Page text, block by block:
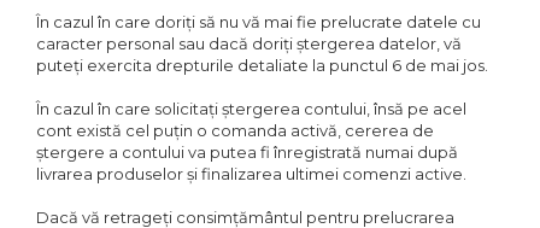
În cazul în care doriți să nu vă mai fie prelucrate datele cu
caracter personal sau dacă doriți ștergerea datelor, vă
puteți exercita drepturile detaliate la punctul 6 de mai jos.
În cazul în care solicitați ștergerea contului, însă pe acel
cont există cel puțin o comanda activă, cererea de
ștergere a contului va putea fi înregistrată numai după
livrarea produselor și finalizarea ultimei comenzi active.
Dacă vă retrageți consimțământul pentru prelucrarea